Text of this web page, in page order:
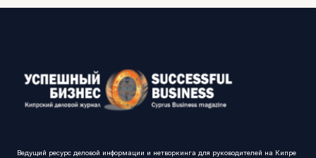
Ведущий ресурс деловой информации и нетворкинга для руководителей на Кипре